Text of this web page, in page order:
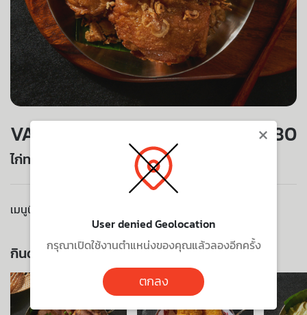
VALUE SET 180
ไก่ทอดริมโขง (4 ชิ้น)
เมนูนี้ไม่มีบริการจัดส่งไปยังที่อยู่ของคุณ
กินด้วยกัน ยิ่งอร่อย
×
User denied Geolocation
กรุณาเปิดใช้งานตำแหน่งของคุณแล้วลองอีกครั้ง
ตกลง